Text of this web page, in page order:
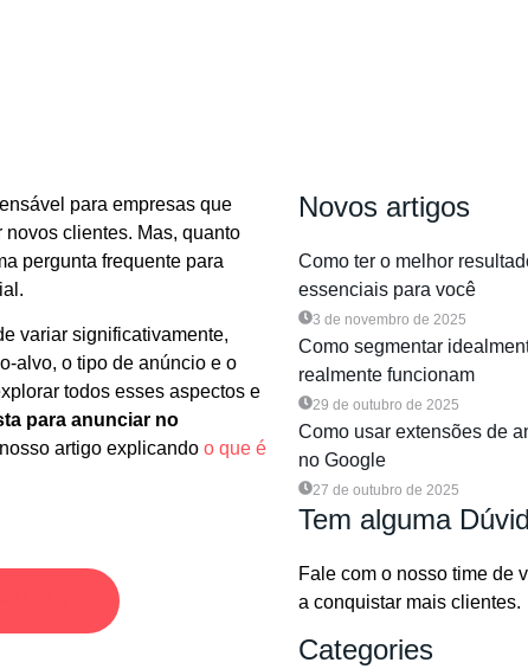
para empresas que
clientes. Mas, quanto
pergunta frequente para
variar significativamente,
alvo, o tipo de anúncio e o
todos esses aspectos e
para anunciar no
artigo explicando o que é
Novos artigos
Como ter o melhor
essenciais para você
3 de novembro de 2025
Como segmentar
realmente funcionam
29 de outubro de 2025
Como usar extensões de
no Google
27 de outubro de 2025
Tem alguma
Fale com o nosso time de
a conquistar mais clientes.
Categories